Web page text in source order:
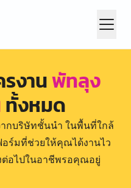
งานพัทลุง
ทั้งหมด
กบริษัทชั้นนำ ในพื้นที่ใกล้
ร์มที่ช่วยให้คุณได้งานไว
ต่อไปในอาชีพรอคุณอยู่